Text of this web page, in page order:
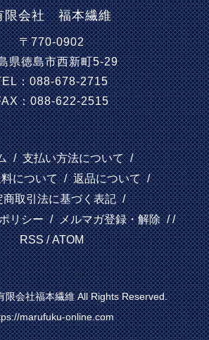
限会社 福本繊維
〒770-0902
県徳島市西新町5-29
：088-678-2715
：088-622-2515
/ 支払い方法について /
について / 返品について /
商取引法に基づく表記 /
リシー / メルマガ登録・解除 / /
RSS/ATOM
限会社福本繊維 All Rights Reserved.
marufuku-online.com